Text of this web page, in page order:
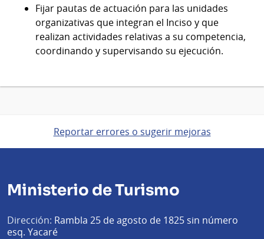
Fijar pautas de actuación para las unidades
organizativas que integran el Inciso y que
realizan actividades relativas a su competencia,
coordinando y supervisando su ejecución.
Reportar errores o sugerir mejoras
Ministerio de Turismo
Dirección: Rambla 25 de agosto de 1825 sin número
esq. Yacaré